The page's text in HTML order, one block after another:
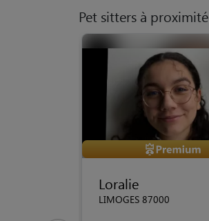
Pet sitters à proximité
Loralie
LIMOGES 87000